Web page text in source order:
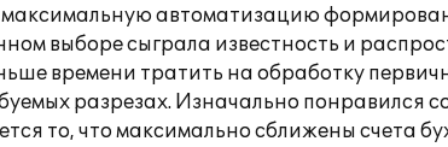
автоматизацию
выборе сыграла известность и
времени тратить на обработку
разрезах. Изначально
то, что максимально сближены счета